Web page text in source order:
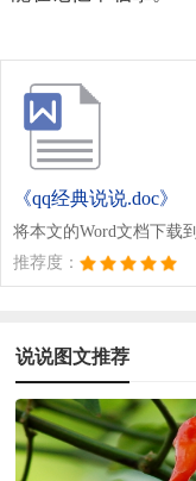
《qq经典说说.doc》
将本文的Word文档下载
推荐度：
说说图文推荐